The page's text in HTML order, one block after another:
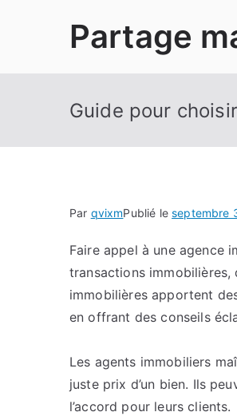
Partage
Guide pour
Par qvixmPublié leseptembre
Faire appel à une agence
transactions immobilières,
immobilières apportent
en offrant des conseils
Les agents immobiliers
juste prix d’un bien. Ils
l’accord pour leurs clients.